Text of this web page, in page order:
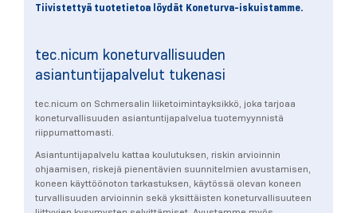
Tiivistettyä tuotetietoa löydät Koneturva-iskuistamme.
tec.nicum koneturvallisuuden
asiantuntijapalvelut tukenasi
tec.nicum on Schmersalin liiketoimintayksikkö, joka tarjoaa
koneturvallisuuden asiantuntijapalvelua tuotemyynnistä
riippumattomasti.
Asiantuntijapalvelu kattaa koulutuksen, riskin arvioinnin
ohjaamisen, riskejä pienentävien suunnitelmien avustamisen,
koneen käyttöönoton tarkastuksen, käytössä olevan koneen
turvallisuuden arvioinnin sekä yksittäisten koneturvallisuuteen